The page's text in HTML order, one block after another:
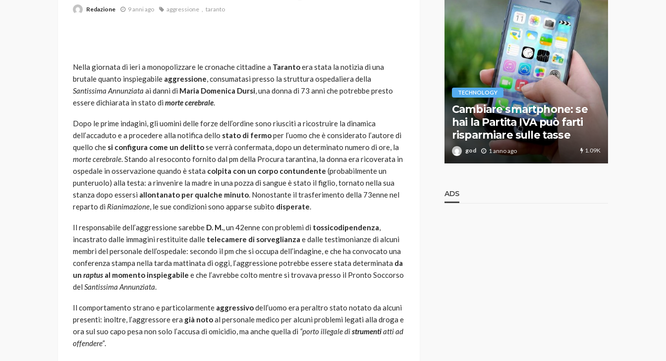
Redazione 9 anni ago aggressione taranto
Nella giornata di ieri a monopolizzare le cronache cittadine a Tarantoera stata la notizia di una
brutale quanto inspiegabile aggressione, consumatasi presso la struttura ospedaliera della
Santissima Annunziata ai danni di Maria Domenica Dursi, una donna di 73 anni che potrebbe presto
essere dichiarata in stato di morte cerebrale.
Dopo le prime indagini, gli uomini delle forze dell’ordine sono riusciti a ricostruire la dinamica
dell’accaduto e a procedere alla notifica dello stato di fermoper l’uomo che è considerato l’autore di
quello che si configura come un delittose verrà confermata, dopo un determinato numero di ore, la
morte cerebrale. Stando al resoconto fornito dal pm della Procura tarantina, la donna era ricoverata in
ospedale in osservazione quando è stata colpita con un corpo contundente (probabilmente un
punteruolo) alla testa: a rinvenire la madre in una pozza di sangue è stato il figlio, tornato nella sua
stanza dopo essersi allontanato per qualche minuto. Nonostante il trasferimento della 73enne nel
reparto di Rianimazione, le sue condizioni sono apparse subito disperate.
Il responsabile dell’aggressione sarebbe D. M., un 42enne con problemi di tossicodipendenza,
incastrato dalle immagini restituite dalle telecamere di sorveglianza e dalle testimonianze di alcuni
membri del personale dell’ospedale: secondo il pm che si occupa dell’indagine, e che ha convocato una
conferenza stampa nella tarda mattinata di oggi, l’aggressione potrebbe essere stata determinata da
un raptus al momento inspiegabile e che l’avrebbe colto mentre si trovava presso il Pronto Soccorso
del Santissima Annunziata.
Il comportamento strano e particolarmente aggressivodell’uomo era peraltro stato notato da alcuni
presenti: inoltre, l’aggressore era già notoal personale medico per alcuni problemi legati alla droga e
ora sul suo capo pesa non solo l’accusa di omicidio, ma anche quella di “porto illegale distrumentiatti ad
offendere”.
VARIE
Robot tagliaerba: quale
scegliere per il tuo prato
god 1 anno ago 784
AUTO SPORT
MG alle Final 8 di Coppa
Davis: tennis mondiale e
l’automobilismo
abbracciano la stessa causa
god 9 mesi ago
TECHNOLOGY
Cambiare smartphone: se
hai la Partita IVA può farti
risparmiare sulle tasse
god 1 anno ago 1.09K
ADS